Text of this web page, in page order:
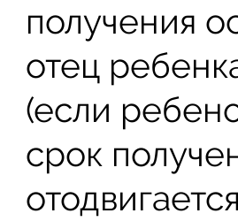
получения
отец
(если
срок